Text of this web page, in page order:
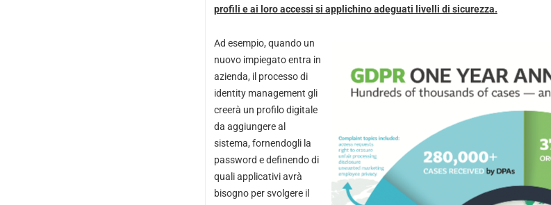
profili e ai loro accessi si applichino adeguati livelli di sicurezza.
Ad esempio, quando un
nuovo impiegato entra in
azienda, il processo di
identity management gli
creerà un profilo digitale
da aggiungere al
sistema, fornendogli la
password e definendo di
quali applicativi avrà
bisogno per svolgere il